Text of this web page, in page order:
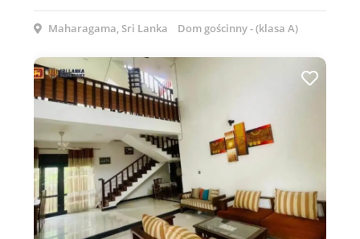
Maharagama, Sri Lanka Dom gościnny - (klasa A)